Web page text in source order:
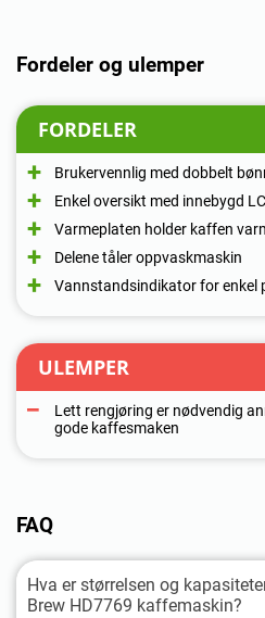
Fordeler og ulemper
FORDELER
Brukervennlig med dobbelt
Enkel oversikt med innebygd
Varmeplaten holder kaffen
Delene tåler oppvaskmaskin
Vannstandsindikator for enkel
ULEMPER
Lett rengjøring er nødvendig
gode kaffesmaken
FAQ
Hva er størrelsen og
Brew HD7769 kaffemaskin?